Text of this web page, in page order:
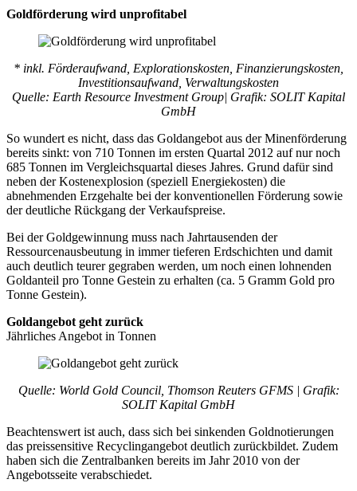
Goldförderung wird unprofitabel
* inkl. Förderaufwand, Explorationskosten, Finanzierungskosten,
Investitionsaufwand, Verwaltungskosten
Quelle: Earth Resource Investment Group| Grafik: SOLIT Kapital
GmbH
So wundert es nicht, dass das Goldangebot aus der Minenförderung
bereits sinkt: von 710 Tonnen im ersten Quartal 2012 auf nur noch
685 Tonnen im Vergleichsquartal dieses Jahres. Grund dafür sind
neben der Kostenexplosion (speziell Energiekosten) die
abnehmenden Erzgehalte bei der konventionellen Förderung sowie
der deutliche Rückgang der Verkaufspreise.
Bei der Goldgewinnung muss nach Jahrtausenden der
Ressourcenausbeutung in immer tieferen Erdschichten und damit
auch deutlich teurer gegraben werden, um noch einen lohnenden
Goldanteil pro Tonne Gestein zu erhalten (ca. 5 Gramm Gold pro
Tonne Gestein).
Goldangebot geht zurück
Jährliches Angebot in Tonnen
Quelle: World Gold Council, Thomson Reuters GFMS | Grafik:
SOLIT Kapital GmbH
Beachtenswert ist auch, dass sich bei sinkenden Goldnotierungen
das preissensitive Recyclingangebot deutlich zurückbildet. Zudem
haben sich die Zentralbanken bereits im Jahr 2010 von der
Angebotsseite verabschiedet.